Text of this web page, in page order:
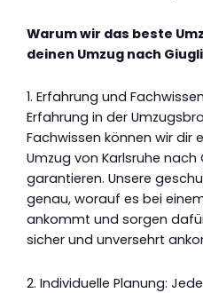
Warum wir das beste
deinen Umzug nach
1. Erfahrung und
Erfahrung in der
Fachwissen können wir dir
Umzug von Karlsruhe
garantieren. Unsere
genau, worauf es bei
ankommt und sorgen
sicher und unversehrt
2. Individuelle Planung: